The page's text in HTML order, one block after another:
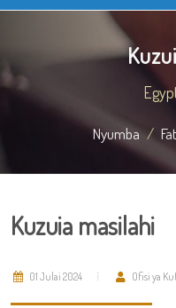
Nyumba
Kuzuia masilahi
01 Julai 2024 Ofisi ya